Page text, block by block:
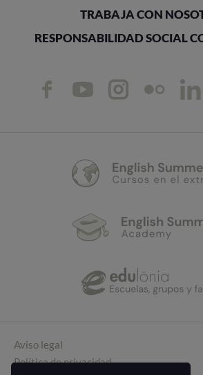
TRABAJA CON
RESPONSABILIDAD SOCIAL
Aviso legal
Política de privacidad